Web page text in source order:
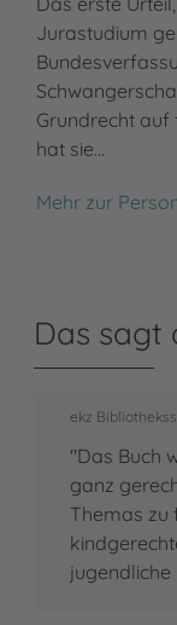
Jurastudium
Grundrecht
hat sie…
Mehr zur
Christine
Das sagt
ekz
"Das Buch
ganz
Themas zu
jugendliche